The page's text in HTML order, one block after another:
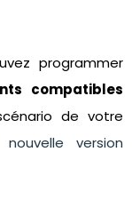
programmer
compatibles
de votre
version